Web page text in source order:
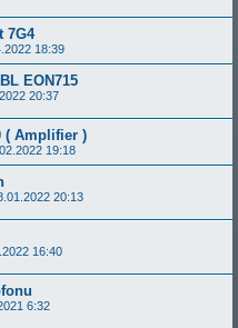
7G4
18:39
EON715
20:37
( Amplifier )
19:18
20:13
16:40
6:32